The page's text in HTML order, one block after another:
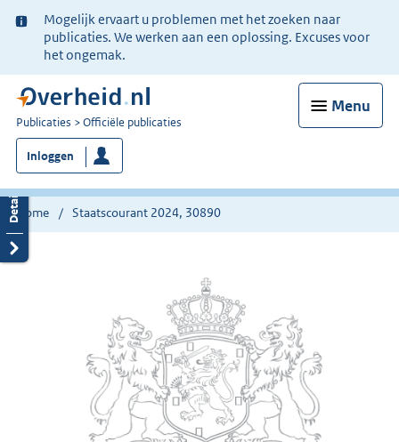
Ter
informatie:
Mogelijk ervaart u problemen met het zoeken naar
publicaties. We werken aan een oplossing. Excuses voor
het ongemak.
Menu
U
bent
nu
hier:
Publicaties Officiële publicaties
Inloggen
Home Staatscourant 2024, 30890